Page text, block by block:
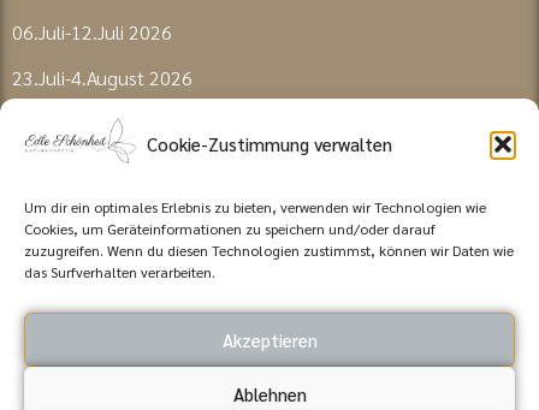
Cookie-Zustimmung verwalten
Um dir ein optimales Erlebnis zu bieten, verwenden wir Technologien wie
Cookies, um Geräteinformationen zu speichern und/oder darauf
zuzugreifen. Wenn du diesen Technologien zustimmst, können wir Daten wie
das Surfverhalten verarbeiten.
Akzeptieren
Ablehnen
06.Juli-12.Juli 2026
23.Juli-4.August 2026
Öffnungszeiten
16
Termine nach Vereinbarung